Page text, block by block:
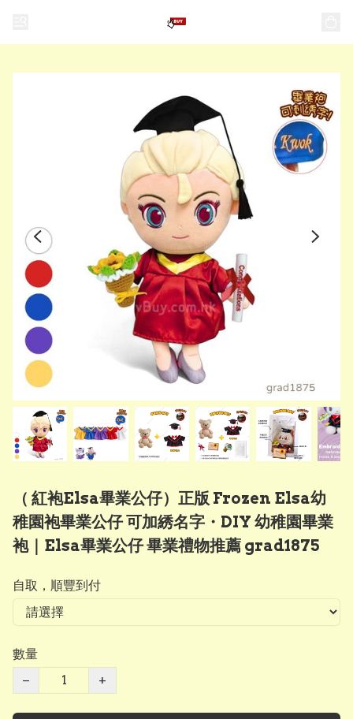
（ 紅袍Elsa畢業公仔）正版 Frozen Elsa幼
稚園袍畢業公仔 可加綉名字・DIY 幼稚園畢業
袍｜Elsa畢業公仔 畢業禮物推薦 grad1875
自取，順豐到付
數量
−
+